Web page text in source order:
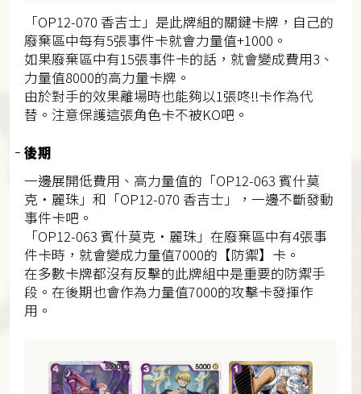
「OP12-070 香吉士」是此牌組的關鍵卡牌，自己的
廢棄區中每有5張事件卡就會力量值+1000。
如果廢棄區中有15張事件卡的話，就會變成費用3、
力量值8000的高力量卡牌。
由於對手的效果離場時也能夠以1張咚!!卡作為代
替。注意保護這張角色卡不被KO吧。
後期
一邊展開低費用、高力量值的「OP12-063 賓什莫
克・麗珠」和「OP12-070 香吉士」，一邊不斷發動
事件卡吧。
「OP12-063 賓什莫克・麗珠」在廢棄區中有4張事
件卡時，就會變成力量值7000的【防禦】卡。
在多數卡牌都沒有反擊的此牌組中是重要的防禦手
段。在後期也會作為力量值7000的攻擊卡發揮作
用。